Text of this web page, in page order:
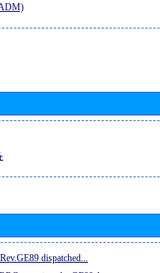
dispatched...